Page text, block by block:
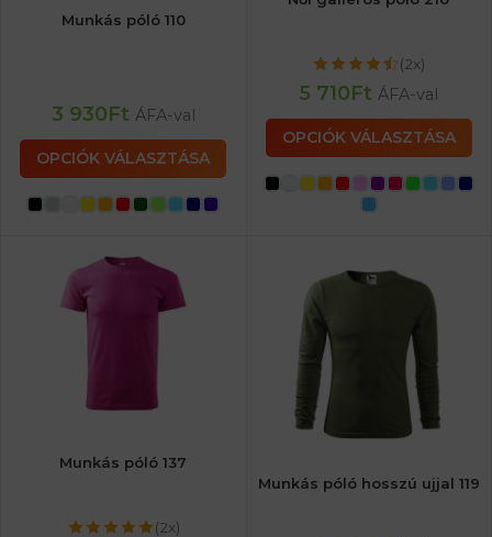
Munkás póló 110
3 930Ft ÁFA-val
OPCIÓK VÁLASZTÁSA
(2x)
5 710Ft ÁFA-val
OPCIÓK VÁLASZTÁSA
Munkás póló 137
(2x)
Munkás póló hosszú ujjal 119